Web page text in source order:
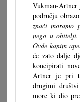
Vukman-Artner
području
znači moramo
nego u
Ovde kanim
će zato dalje
koncipirati
Artner je pri
drugimi
more ki dio